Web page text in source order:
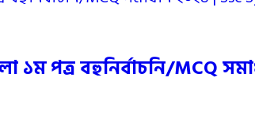
১ম পত্র বহুনির্বাচনি/MCQ